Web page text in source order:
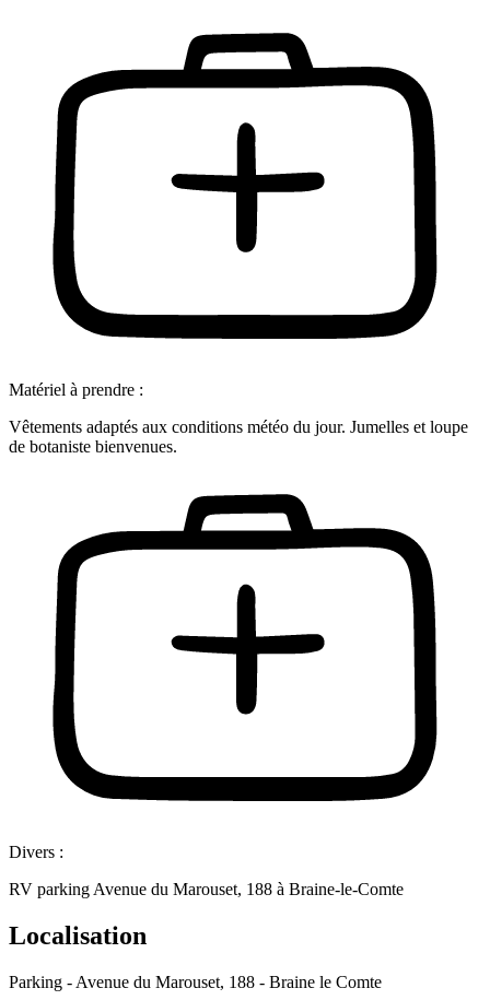
Matériel à prendre :
Vêtements adaptés aux conditions météo du jour. Jumelles et loupe
de botaniste bienvenues.
Divers :
RV parking Avenue du Marouset, 188 à Braine-le-Comte
Localisation
Parking - Avenue du Marouset, 188 - Braine le Comte